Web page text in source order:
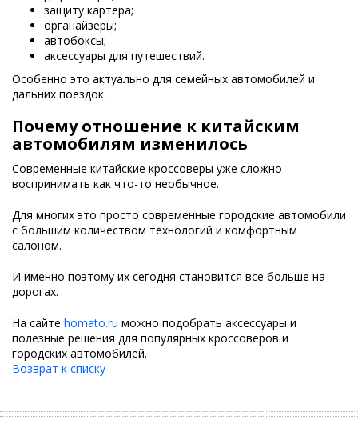
защиту картера;
органайзеры;
автобоксы;
аксессуары для путешествий.
Особенно это актуально для семейных автомобилей и
дальних поездок.
Почему отношение к китайским
автомобилям изменилось
Современные китайские кроссоверы уже сложно
воспринимать как что-то необычное.
Для многих это просто современные городские автомобили
с большим количеством технологий и комфортным
салоном.
И именно поэтому их сегодня становится все больше на
дорогах.
На сайте homato.ru можно подобрать аксессуары и
полезные решения для популярных кроссоверов и
городских автомобилей.
Возврат к списку